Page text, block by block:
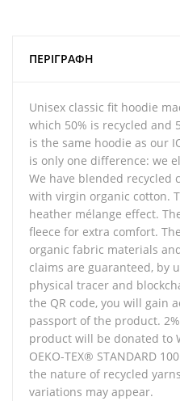
ΠΕΡΙΓΡΑΦΉ
Unisex classic fit hoodie
which 50% is recycled and
is the same hoodie as our
is only one difference: we
We have blended recycled
with virgin organic cotton.
heather mélange effect.
fleece for extra comfort.
organic fabric materials
claims are guaranteed, by
physical tracer and
the QR code, you will gain
passport of the product.
product will be donated to
OEKO-TEX® STANDARD
the nature of recycled
variations may appear.